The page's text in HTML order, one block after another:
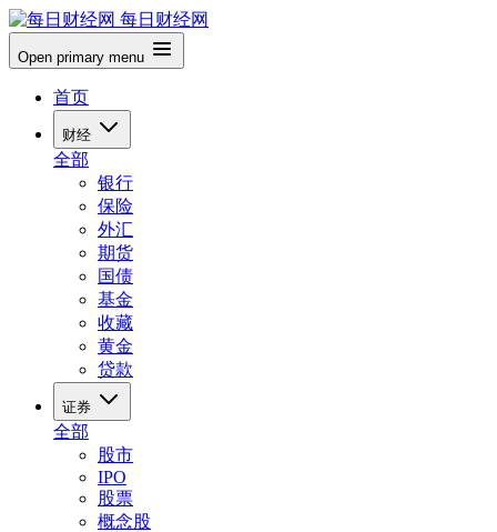
每日财经网
Open primary menu
首页
财经
全部
银行
保险
外汇
期货
国债
基金
收藏
黄金
贷款
证券
全部
股市
IPO
股票
概念股